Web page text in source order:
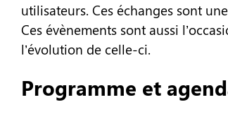
utilisateurs. Ces échanges sont
Ces évènements sont aussi
l’évolution de celle-ci.
Programme et